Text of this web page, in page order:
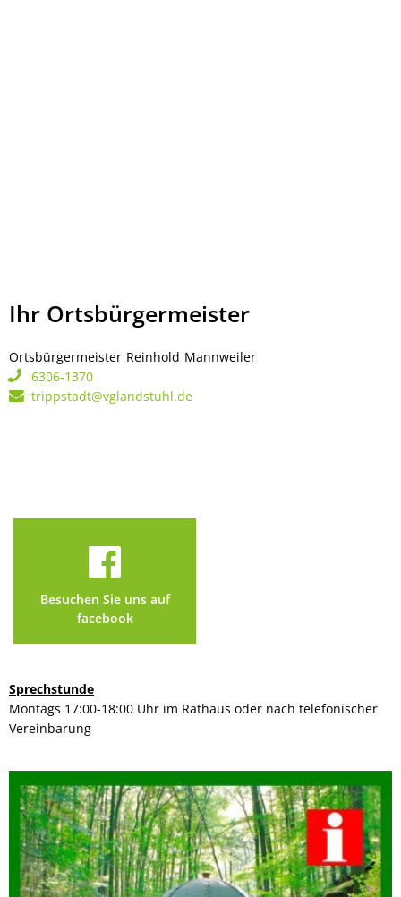
Ihr Ortsbürgermeister
Ortsbürgermeister Reinhold Mannweiler
6306-1370
trippstadt@vglandstuhl.de
Besuchen Sie uns auf
facebook
Sprechstunde
Montags 17:00-18:00 Uhr im Rathaus oder nach telefonischer
Vereinbarung